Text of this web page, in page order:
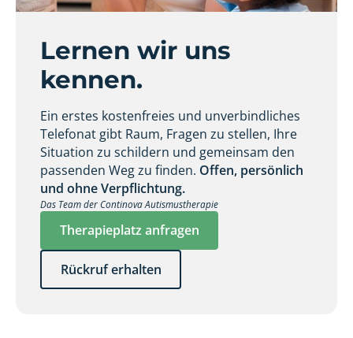
Lernen wir uns
kennen.
Ein erstes kostenfreies und unverbindliches
Telefonat gibt Raum, Fragen zu stellen, Ihre
Situation zu schildern und gemeinsam den
passenden Weg zu finden. Offen, persönlich
und ohne Verpflichtung.
Das Team der Continova Autismustherapie
Therapieplatz anfragen
Rückruf erhalten